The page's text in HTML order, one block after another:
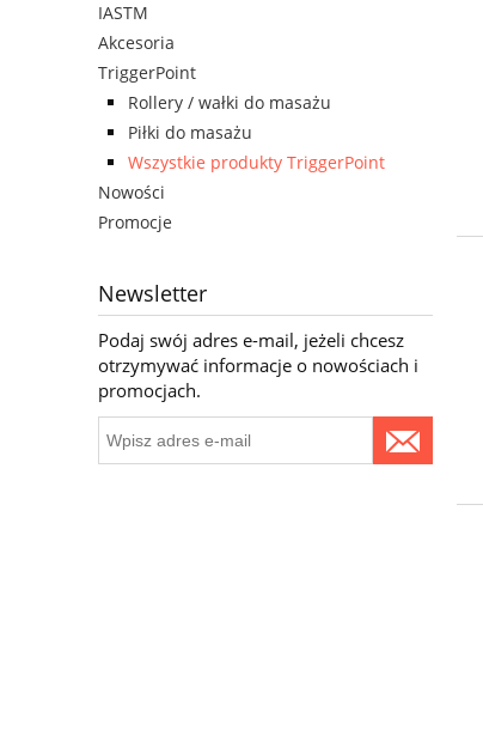
IASTM
Akcesoria
TriggerPoint
Rollery / wałki do masażu
Piłki do masażu
Wszystkie produkty TriggerPoint
Nowości
Promocje
Newsletter
Podaj swój adres e-mail, jeżeli chcesz
otrzymywać informacje o nowościach i
promocjach.